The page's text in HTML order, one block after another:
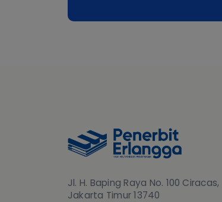
Jl. H. Baping Raya No. 100 Ciracas,
Jakarta Timur 13740